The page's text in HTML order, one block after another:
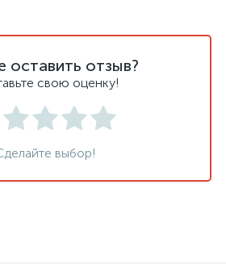
оставить отзыв?
свою оценку!
выбор!